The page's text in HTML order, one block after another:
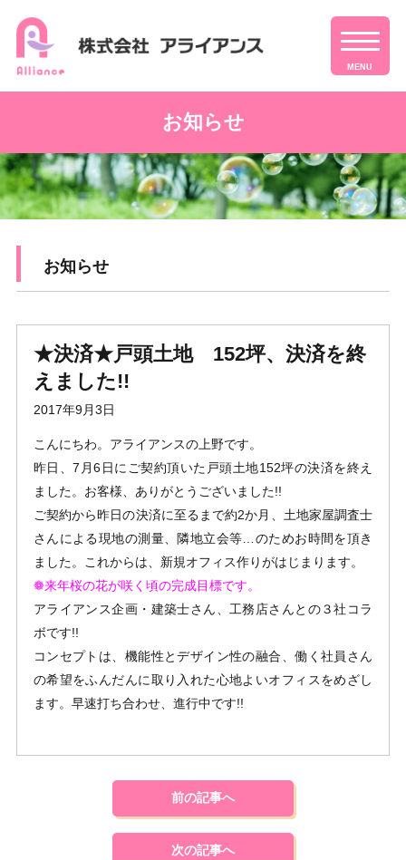
MENU
お知らせ
お知らせ
★決済★戸頭土地 152坪、決済を終
えました!!
2017年9月3日
こんにちわ。アライアンスの上野です。
昨日、7月6日にご契約頂いた戸頭土地152坪の決済を終え
ました。お客様、ありがとうございました!!
ご契約から昨日の決済に至るまで約2か月、土地家屋調査士
さんによる現地の測量、隣地立会等…のためお時間を頂き
ました。これからは、新規オフィス作りがはじまります。
❁来年桜の花が咲く頃の完成目標です。
アライアンス企画・建築士さん、工務店さんとの３社コラ
ボです!!
コンセプトは、機能性とデザイン性の融合、働く社員さん
の希望をふんだんに取り入れた心地よいオフィスをめざし
ます。早速打ち合わせ、進行中です!!
前の記事へ
次の記事へ